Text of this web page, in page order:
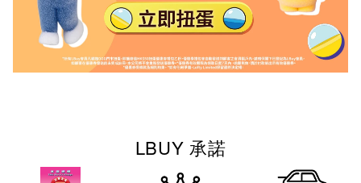
LBUY 承諾